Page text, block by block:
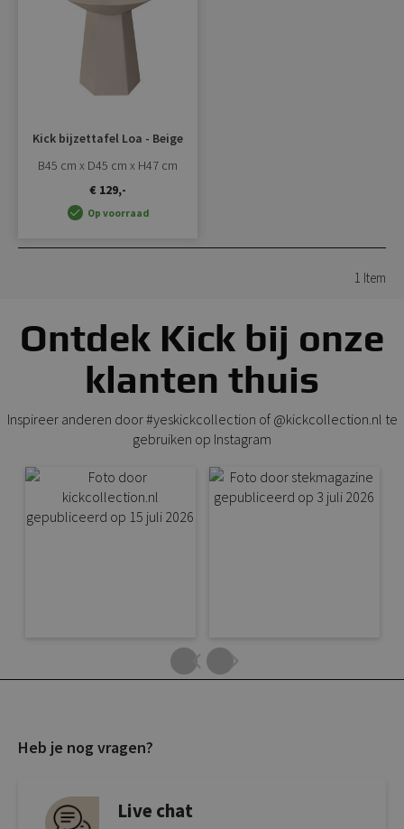
Kick bijzettafel Loa - Beige
B45 cm x D45 cm x H47 cm
€ 129,-
Op voorraad
1 Item
Ontdek Kick bij onze
klanten thuis
Inspireer anderen door #yeskickcollection of @kickcollection.nl te
gebruiken op Instagram
Heb je nog vragen?
Live chat